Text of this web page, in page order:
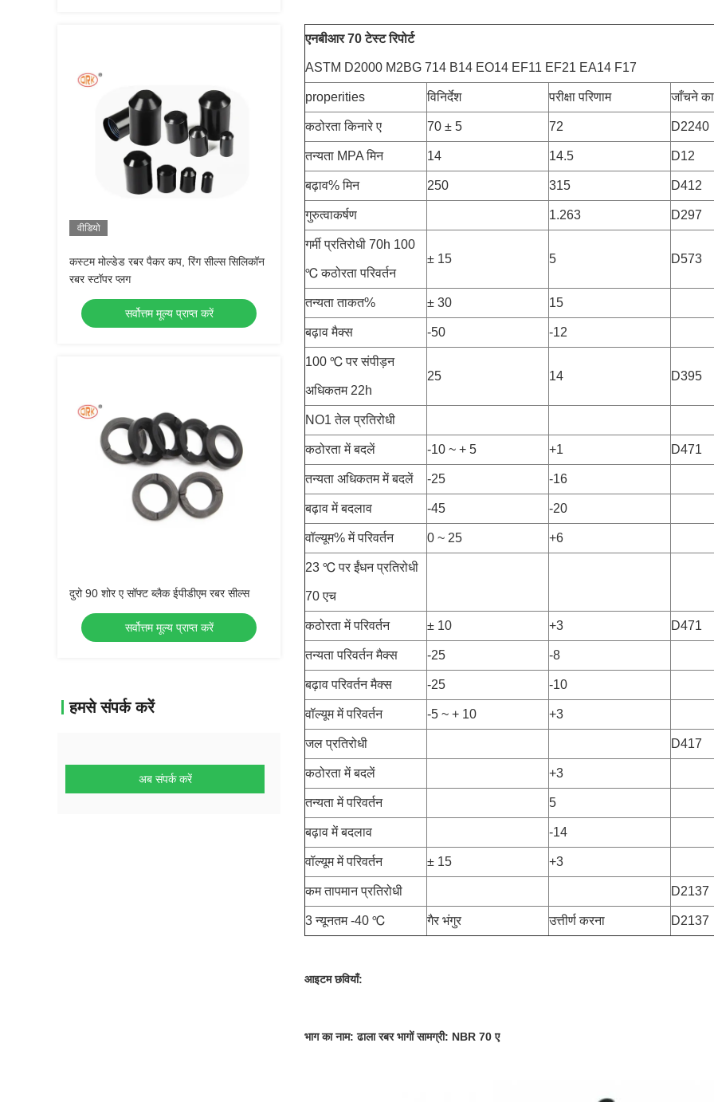
वीडियो
कस्टम मोल्डेड रबर पैकर कप, रिंग सील्स सिलिकॉन
रबर स्टॉपर प्लग
सर्वोत्तम मूल्य प्राप्त करें
दुरो 90 शोर ए सॉफ्ट ब्लैक ईपीडीएम रबर सील्स
सर्वोत्तम मूल्य प्राप्त करें
हमसे संपर्क करें
अब संपर्क करें
एनबीआर 70 टेस्ट रिपोर्ट
ASTM D2000 M2BG 714 B14 EO14 EF11 EF21 EA14 F17
properities विनिर्देश परीक्षा परिणाम जाँचने
कठोरता किनारे ए 70 ± 5 72 D2240
तन्यता MPA मिन 14 14.5 D12
बढ़ाव% मिन 250 315 D412
गुरुत्वाकर्षण 1.263 D297
गर्मी प्रतिरोधी 70h 100
℃ कठोरता परिवर्तन
± 15 5 D573
तन्यता ताकत% ± 30 15
बढ़ाव मैक्स -50 -12
100 ℃ पर संपीड़न
अधिकतम 22h
25 14 D395
NO1 तेल प्रतिरोधी
कठोरता में बदलें -10 ~ + 5 +1 D471
तन्यता अधिकतम में बदलें -25 -16
बढ़ाव में बदलाव -45 -20
वॉल्यूम% में परिवर्तन 0 ~ 25 +6
23 ℃ पर ईंधन प्रतिरोधी
70 एच
कठोरता में परिवर्तन ± 10 +3 D471
तन्यता परिवर्तन मैक्स -25 -8
बढ़ाव परिवर्तन मैक्स -25 -10
वॉल्यूम में परिवर्तन -5 ~ + 10 +3
जल प्रतिरोधी D417
कठोरता में बदलें +3
तन्यता में परिवर्तन 5
बढ़ाव में बदलाव -14
वॉल्यूम में परिवर्तन ± 15 +3
कम तापमान प्रतिरोधी D2137
3 न्यूनतम -40 ℃ गैर भंगुर उत्तीर्ण करना D2137
आइटम छवियाँ:
भाग का नाम: ढाला रबर भागों सामग्री: NBR 70 ए